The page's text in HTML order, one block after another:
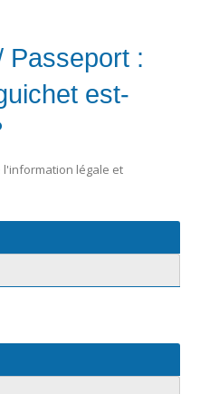
Passeport :
est-
l'information légale et